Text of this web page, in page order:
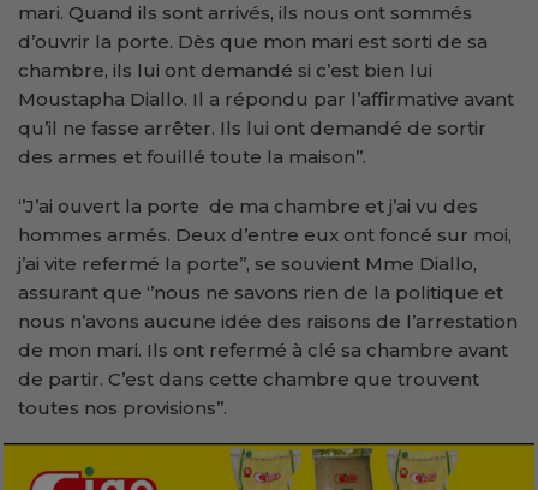
mari. Quand ils sont arrivés, ils nous ont sommés
d’ouvrir la porte. Dès que mon mari est sorti de sa
chambre, ils lui ont demandé si c’est bien lui
Moustapha Diallo. Il a répondu par l’affirmative avant
qu’il ne fasse arrêter. Ils lui ont demandé de sortir
des armes et fouillé toute la maison’’.
‘’J’ai ouvert la porte de ma chambre et j’ai vu des
hommes armés. Deux d’entre eux ont foncé sur moi,
j’ai vite refermé la porte’’, se souvient Mme Diallo,
assurant que ‘’nous ne savons rien de la politique et
nous n’avons aucune idée des raisons de l’arrestation
de mon mari. Ils ont refermé à clé sa chambre avant
de partir. C’est dans cette chambre que trouvent
toutes nos provisions’’.